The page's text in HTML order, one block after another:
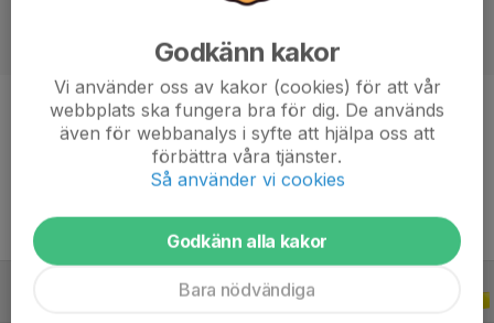
Position
-
11 år
ALLA ÅR
Godkänn kakor
Vi använder oss av kakor (cookies) för att vår
webbplats ska fungera bra för dig. De används
även för webbanalys i syfte att hjälpa oss att
förbättra våra tjänster.
Så använder vi cookies
Godkänn alla kakor
Bara nödvändiga